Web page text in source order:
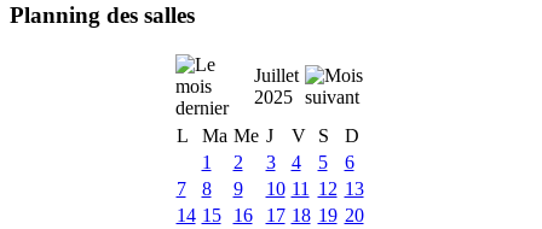
Planning des salles
Juillet
2025
L
Ma Me J V S
D
1
2 3 4 5
6
7
8 9 10 11 12 13
14 15 16 17 18 19 20